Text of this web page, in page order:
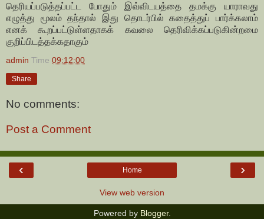
தெரியப்படுத்தப்பட்ட போதும் இவ்விடயத்தை தமக்கு யாராவது
எழுத்து மூலம் தந்தால் இது தொடர்பில் கதைத்துப் பார்க்கலாம்
எனக் கூறப்பட்டுள்ளதாகக் கவலை தெரிவிக்கப்படுகின்றமை
குறிப்பிடத்தக்கதாகும்
admin Time 09:12:00
Share
No comments:
Post a Comment
‹ ›
Home
View web version
Powered by Blogger.